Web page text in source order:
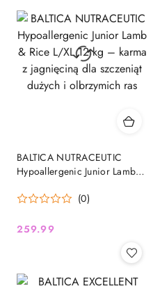
przed
obniżką
BALTICA NUTRACEUTIC
Hypoallergenic Junior Lamb &
jagnięciną dla szczeniąt
(0)
Cena:
259.99